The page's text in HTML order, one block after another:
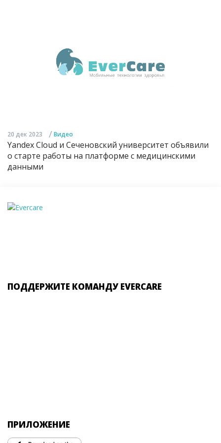
20 дек 2023 / Видео
Yandex Cloud и Сеченовский университет объявили
о старте работы на платформе с медицинскими
данными
ПОДДЕРЖИТЕ КОМАНДУ EVERCARE
ПРИЛОЖЕНИЕ